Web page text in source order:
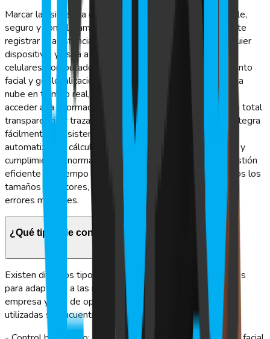
Marcar la asistencia con GeoVictoria es un proceso simple,
seguro y completamente digital. Nuestro sistema permite
registrar la asistencia de los colaboradores desde cualquier
dispositivo, ya sea a través de terminales biométricos,
celulares, computadores o incluso mediante reconocimiento
facial y geolocalización. Cada marcación se almacena en la
nube en tiempo real, permitiendo a los administradores
acceder a la información instantáneamente y asegurando total
transparencia y trazabilidad. Además, la plataforma se integra
fácilmente con sistemas de nómina y recursos humanos,
automatizando cálculos de horas trabajadas, horas extra y
cumplimientos normativos. Así, GeoVictoria facilita la gestión
eficiente del tiempo y la asistencia en empresas de todos los
tamaños y sectores, optimizando recursos y eliminando
errores manuales.
¿Qué tipos de control de asistencia existen?
Existen diversos tipos de control de asistencia, diseñados
para adaptarse a las necesidades específicas de cada
empresa y tipo de operación. Entre las opciones más
utilizadas se encuentran: